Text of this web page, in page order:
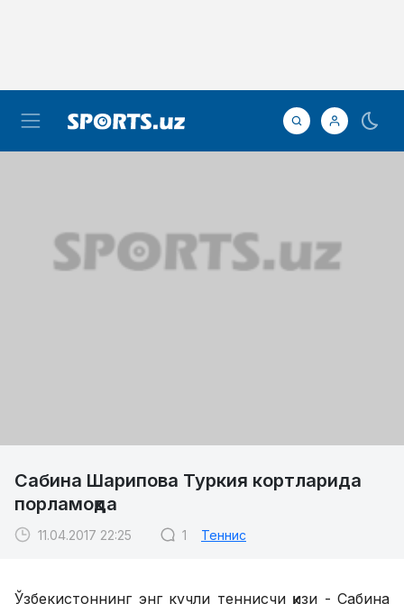
Сабина Шарипова Туркия кортларида
порламоқда
11.04.2017 22:25 1 Теннис
Ўзбекистоннинг энг кучли теннисчи қизи - Сабина